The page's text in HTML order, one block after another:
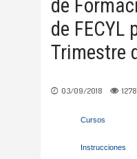
de
de FECYL
Trimestre
03/09/2018 1278
Cursos
Instrucciones